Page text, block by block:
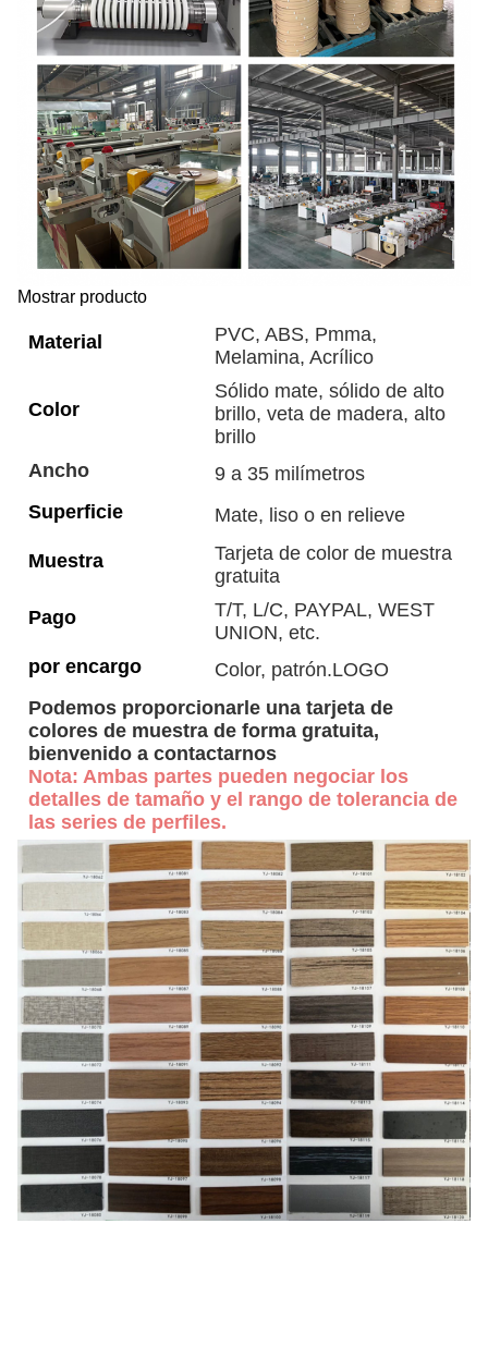
Mostrar producto
Material
PVC, ABS, Pmma,
Melamina, Acrílico
Color
Sólido mate, sólido de alto
brillo, veta de madera, alto
brillo
Ancho
9 a 35 milímetros
Superficie
Mate, liso o en relieve
Muestra
Tarjeta de color de muestra
gratuita
Pago
T/T, L/C, PAYPAL, WEST
UNION, etc.
por encargo
Color, patrón.LOGO
Podemos proporcionarle una tarjeta de
colores de muestra de forma gratuita,
bienvenido a contactarnos
Nota: Ambas partes pueden negociar los
detalles de tamaño y el rango de tolerancia de
las series de perfiles.